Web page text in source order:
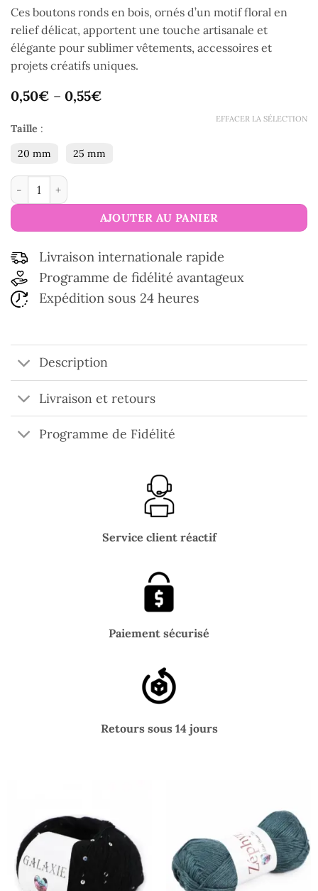
Ces boutons ronds en bois, ornés d’un motif floral en
relief délicat, apportent une touche artisanale et
élégante pour sublimer vêtements, accessoires et
projets créatifs uniques.
0,50€ – 0,55€
Taille :
20 mm
25 mm
EFFACER LA SÉLECTION
quantité de Boutons fleur bois
AJOUTER AU PANIER
Livraison internationale rapide
Programme de fidélité avantageux
Expédition sous 24 heures
Description
Livraison et retours
Programme de Fidélité
Service client réactif
Paiement sécurisé
Retours sous 14 jours